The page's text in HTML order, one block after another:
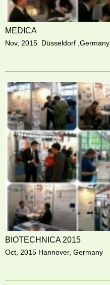
MEDICA
Nov, 2015 Düsseldorf ,Germany
BIOTECHNICA 2015
Oct, 2015 Hannover, Germany